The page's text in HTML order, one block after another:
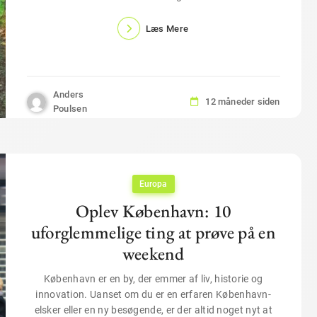
Læs Mere
Anders
Poulsen
12 måneder siden
Europa
Oplev København: 10
uforglemmelige ting at prøve på en
weekend
København er en by, der emmer af liv, historie og
innovation. Uanset om du er en erfaren København-
elsker eller en ny besøgende, er der altid noget nyt at